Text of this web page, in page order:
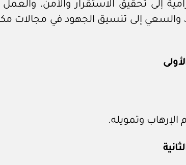
إلى تحقيق الاستقرار والأمن،
إلى تنسيق الجهود في مجالات
وتمويله.